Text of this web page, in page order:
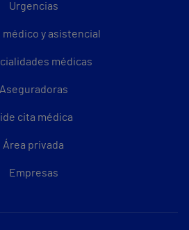
Urgencias
médico y asistencial
médicas
Aseguradoras
cita médica
Área privada
Empresas